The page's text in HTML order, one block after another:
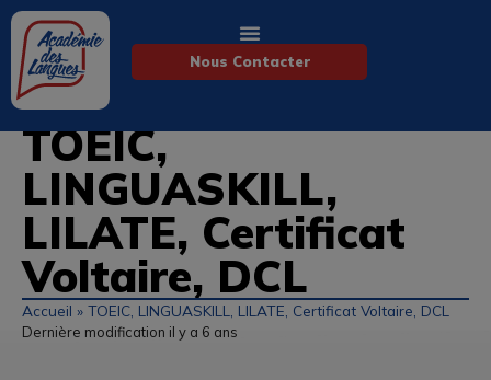
Nous Contacter
TOEIC,
LINGUASKILL,
LILATE, Certificat
Voltaire, DCL
Accueil » TOEIC, LINGUASKILL, LILATE, Certificat Voltaire, DCL
Dernière modification il y a 6 ans